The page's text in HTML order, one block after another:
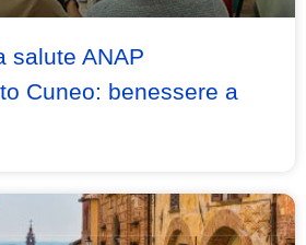
salute ANAP
Cuneo: benessere a